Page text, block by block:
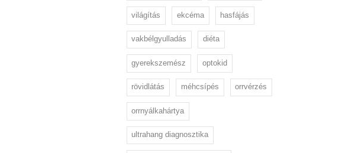
világítás ekcéma hasfájás
vakbélgyulladás diéta
gyerekszemész optokid
rövidlátás méhcsípés orrvérzés
orrnyálkahártya
ultrahang diagnosztika